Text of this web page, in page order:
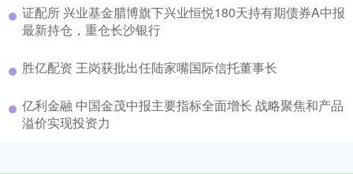
证配所 兴业基金腊博旗下兴业恒悦180天持有期债券A中报
最新持仓，重仓长沙银行
胜亿配资 王岗获批出任陆家嘴国际信托董事长
亿利金融 中国金茂中报主要指标全面增长 战略聚焦和产品
溢价实现投资力